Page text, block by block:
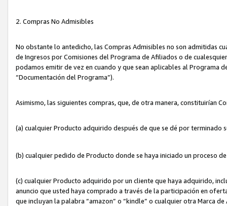
2. Compras No Admisibles
No obstante lo antedicho, las Compras Admisibles no son admitidas
de Ingresos por Comisiones del Programa de Afiliados o de
podamos emitir de vez en cuando y que sean aplicables al Programa
“Documentación del Programa”).
Asimismo, las siguientes compras, que, de otra manera, constituirían
(a) cualquier Producto adquirido después de que se dé por terminado
(b) cualquier pedido de Producto donde se haya iniciado un proceso
(c) cualquier Producto adquirido por un cliente que haya adquirido,
anuncio que usted haya comprado a través de la participación en
que incluyan la palabra “amazon” o “kindle” o cualquier otra Marca